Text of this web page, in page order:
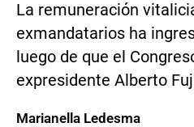
La remuneración
exmandatarios ha
luego de que el
expresidente Alberto
Marianella Ledesma